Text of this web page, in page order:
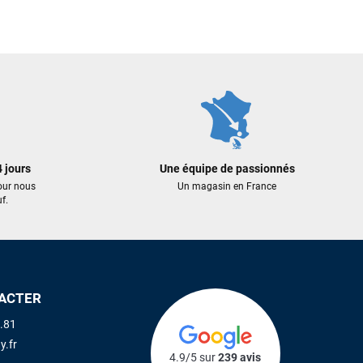
jours
nous
Une équipe de passionnés
Un magasin en France
4.9/5 sur239 avis